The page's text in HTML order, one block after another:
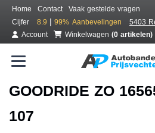
Home Contact
Vaak gestelde vragen
Cijfer
8.9 | 99% Aanbevelingen
5403
Account
Winkelwagen (0 artikelen)
GOODRIDE ZO
107